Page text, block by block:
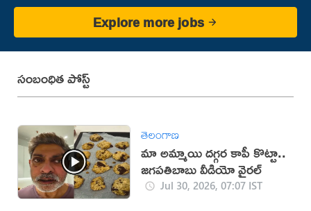
Explore more jobs
సంబంధిత పోస్ట్
తెలంగాణ
మా అమ్మాయి దగ్గర కాపీ కొట్టా..
జగపతిబాబు వీడియో వైరల్‌
Jul 30, 2026, 07:07 IST